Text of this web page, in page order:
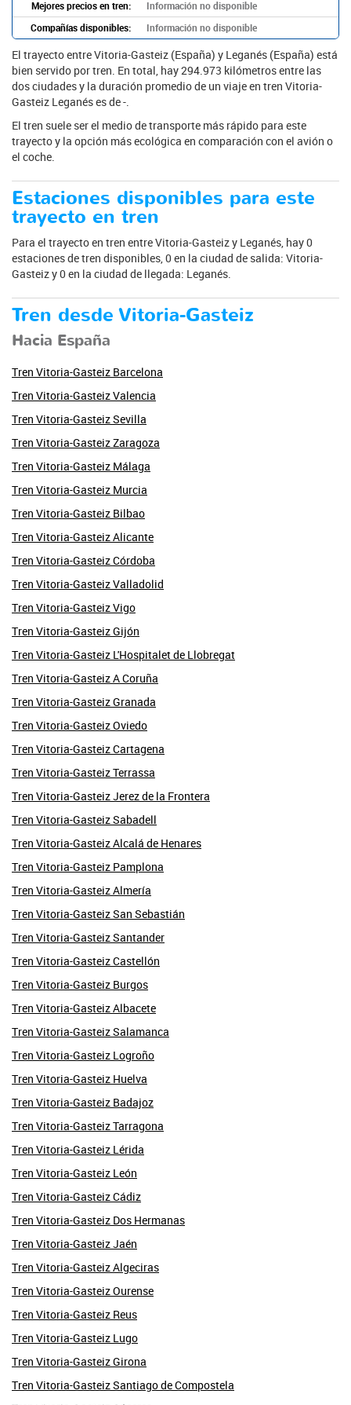
Mejores precios en tren:
Información no disponible
Compañías disponibles:
Información no disponible
El trayecto entre Vitoria-Gasteiz (España) y Leganés (España) está
bien servido por tren. En total, hay 294.973 kilómetros entre las
dos ciudades y la duración promedio de un viaje en tren Vitoria-
Gasteiz Leganés es de -.
El tren suele ser el medio de transporte más rápido para este
trayecto y la opción más ecológica en comparación con el avión o
el coche.
Estaciones disponibles para este
trayecto en tren
Para el trayecto en tren entre Vitoria-Gasteiz y Leganés, hay 0
estaciones de tren disponibles, 0 en la ciudad de salida: Vitoria-
Gasteiz y 0 en la ciudad de llegada: Leganés.
Tren desde Vitoria-Gasteiz
Hacia España
Tren Vitoria-Gasteiz Barcelona
Tren Vitoria-Gasteiz Valencia
Tren Vitoria-Gasteiz Sevilla
Tren Vitoria-Gasteiz Zaragoza
Tren Vitoria-Gasteiz Málaga
Tren Vitoria-Gasteiz Murcia
Tren Vitoria-Gasteiz Bilbao
Tren Vitoria-Gasteiz Alicante
Tren Vitoria-Gasteiz Córdoba
Tren Vitoria-Gasteiz Valladolid
Tren Vitoria-Gasteiz Vigo
Tren Vitoria-Gasteiz Gijón
Tren Vitoria-Gasteiz L'Hospitalet de Llobregat
Tren Vitoria-Gasteiz A Coruña
Tren Vitoria-Gasteiz Granada
Tren Vitoria-Gasteiz Oviedo
Tren Vitoria-Gasteiz Cartagena
Tren Vitoria-Gasteiz Terrassa
Tren Vitoria-Gasteiz Jerez de la Frontera
Tren Vitoria-Gasteiz Sabadell
Tren Vitoria-Gasteiz Alcalá de Henares
Tren Vitoria-Gasteiz Pamplona
Tren Vitoria-Gasteiz Almería
Tren Vitoria-Gasteiz San Sebastián
Tren Vitoria-Gasteiz Santander
Tren Vitoria-Gasteiz Castellón
Tren Vitoria-Gasteiz Burgos
Tren Vitoria-Gasteiz Albacete
Tren Vitoria-Gasteiz Salamanca
Tren Vitoria-Gasteiz Logroño
Tren Vitoria-Gasteiz Huelva
Tren Vitoria-Gasteiz Badajoz
Tren Vitoria-Gasteiz Tarragona
Tren Vitoria-Gasteiz Lérida
Tren Vitoria-Gasteiz León
Tren Vitoria-Gasteiz Cádiz
Tren Vitoria-Gasteiz Dos Hermanas
Tren Vitoria-Gasteiz Jaén
Tren Vitoria-Gasteiz Algeciras
Tren Vitoria-Gasteiz Ourense
Tren Vitoria-Gasteiz Reus
Tren Vitoria-Gasteiz Lugo
Tren Vitoria-Gasteiz Girona
Tren Vitoria-Gasteiz Santiago de Compostela